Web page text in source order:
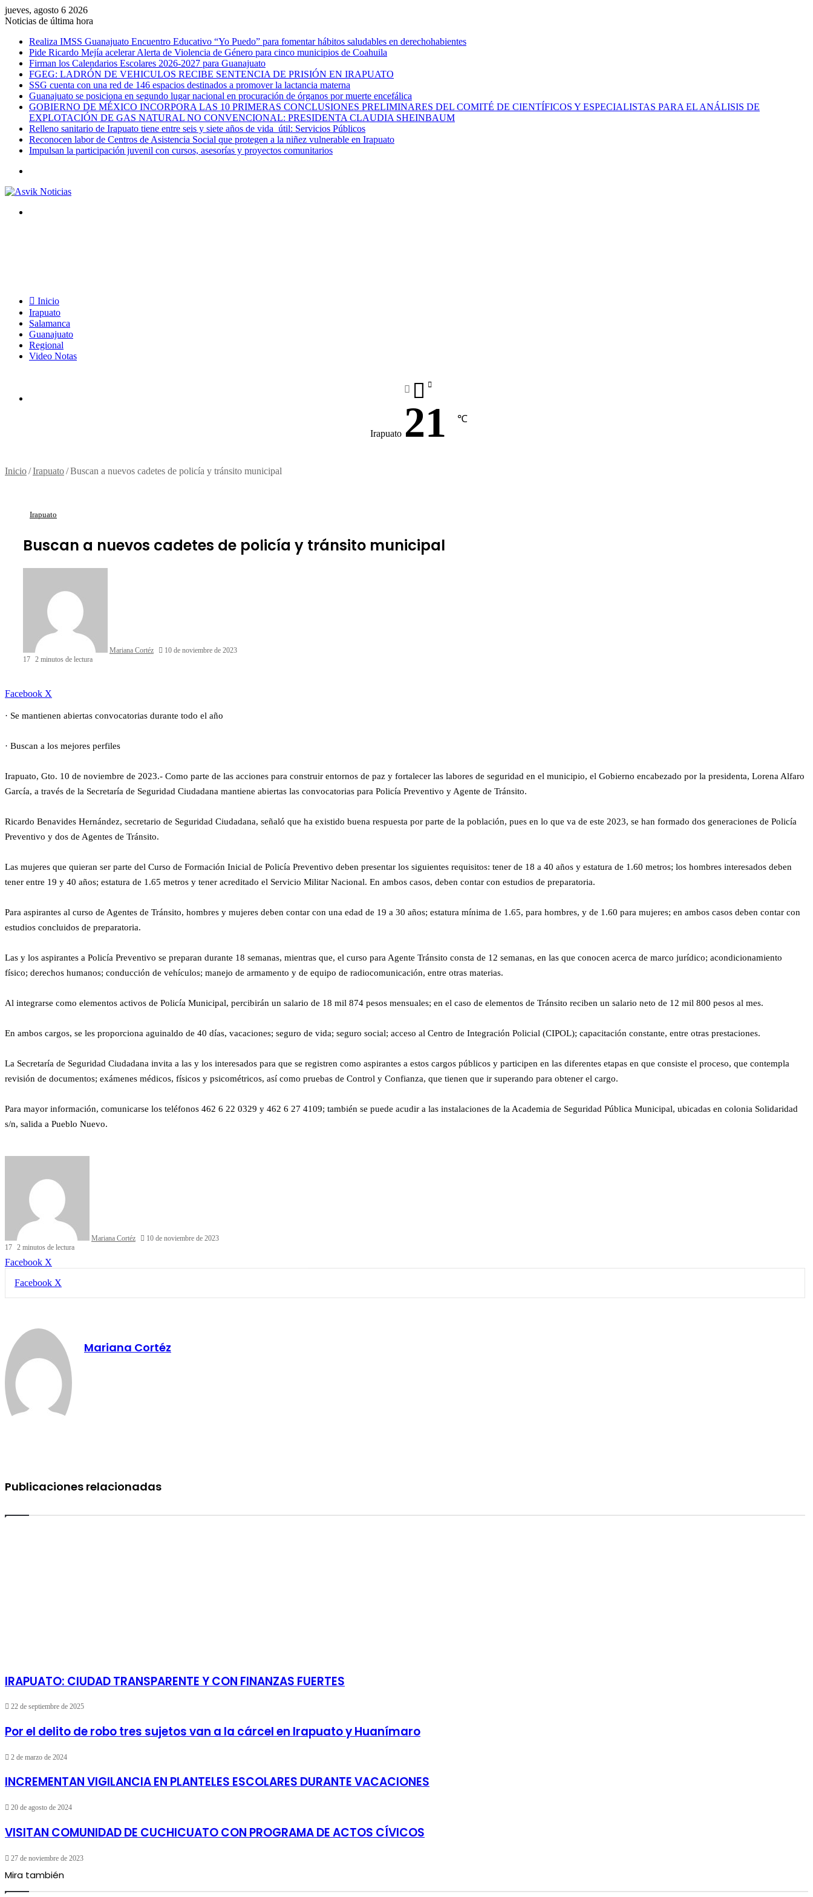
jueves, agosto 6 2026
Noticias de última hora
Realiza IMSS Guanajuato Encuentro Educativo “Yo Puedo” para fomentar hábitos saludables en derechohabientes
Pide Ricardo Mejía acelerar Alerta de Violencia de Género para cinco municipios de Coahuila
Firman los Calendarios Escolares 2026-2027 para Guanajuato
FGEG: LADRÓN DE VEHICULOS RECIBE SENTENCIA DE PRISIÓN EN IRAPUATO
SSG cuenta con una red de 146 espacios destinados a promover la lactancia materna
Guanajuato se posiciona en segundo lugar nacional en procuración de órganos por muerte encefálica
GOBIERNO DE MÉXICO INCORPORA LAS 10 PRIMERAS CONCLUSIONES PRELIMINARES DEL COMITÉ DE CIENTÍFICOS Y ESPECIALISTAS PARA EL ANÁLISIS DE
EXPLOTACIÓN DE GAS NATURAL NO CONVENCIONAL: PRESIDENTA CLAUDIA SHEINBAUM
Relleno sanitario de Irapuato tiene entre seis y siete años de vida útil: Servicios Públicos
Reconocen labor de Centros de Asistencia Social que protegen a la niñez vulnerable en Irapuato
Impulsan la participación juvenil con cursos, asesorías y proyectos comunitarios
Inicio
Irapuato
Salamanca
Guanajuato
Regional
Video Notas
Irapuato 21 ℃
Inicio/Irapuato/Buscan a nuevos cadetes de policía y tránsito municipal
Irapuato
Buscan a nuevos cadetes de policía y tránsito municipal
Mariana Cortéz
10 de noviembre de 2023
17 2 minutos de lectura
Facebook X
· Se mantienen abiertas convocatorias durante todo el año
· Buscan a los mejores perfiles
Irapuato, Gto. 10 de noviembre de 2023.- Como parte de las acciones para construir entornos de paz y fortalecer las labores de seguridad en el municipio, el Gobierno encabezado por la presidenta, Lorena Alfaro
García, a través de la Secretaría de Seguridad Ciudadana mantiene abiertas las convocatorias para Policía Preventivo y Agente de Tránsito.
Ricardo Benavides Hernández, secretario de Seguridad Ciudadana, señaló que ha existido buena respuesta por parte de la población, pues en lo que va de este 2023, se han formado dos generaciones de Policía
Preventivo y dos de Agentes de Tránsito.
Las mujeres que quieran ser parte del Curso de Formación Inicial de Policía Preventivo deben presentar los siguientes requisitos: tener de 18 a 40 años y estatura de 1.60 metros; los hombres interesados deben
tener entre 19 y 40 años; estatura de 1.65 metros y tener acreditado el Servicio Militar Nacional. En ambos casos, deben contar con estudios de preparatoria.
Para aspirantes al curso de Agentes de Tránsito, hombres y mujeres deben contar con una edad de 19 a 30 años; estatura mínima de 1.65, para hombres, y de 1.60 para mujeres; en ambos casos deben contar con
estudios concluidos de preparatoria.
Las y los aspirantes a Policía Preventivo se preparan durante 18 semanas, mientras que, el curso para Agente Tránsito consta de 12 semanas, en las que conocen acerca de marco jurídico; acondicionamiento
físico; derechos humanos; conducción de vehículos; manejo de armamento y de equipo de radiocomunicación, entre otras materias.
Al integrarse como elementos activos de Policía Municipal, percibirán un salario de 18 mil 874 pesos mensuales; en el caso de elementos de Tránsito reciben un salario neto de 12 mil 800 pesos al mes.
En ambos cargos, se les proporciona aguinaldo de 40 días, vacaciones; seguro de vida; seguro social; acceso al Centro de Integración Policial (CIPOL); capacitación constante, entre otras prestaciones.
La Secretaría de Seguridad Ciudadana invita a las y los interesados para que se registren como aspirantes a estos cargos públicos y participen en las diferentes etapas en que consiste el proceso, que contempla
revisión de documentos; exámenes médicos, físicos y psicométricos, así como pruebas de Control y Confianza, que tienen que ir superando para obtener el cargo.
Para mayor información, comunicarse los teléfonos 462 6 22 0329 y 462 6 27 4109; también se puede acudir a las instalaciones de la Academia de Seguridad Pública Municipal, ubicadas en colonia Solidaridad
s/n, salida a Pueblo Nuevo.
Mariana Cortéz
10 de noviembre de 2023
17 2 minutos de lectura
Facebook X
Facebook X
Mariana Cortéz
Publicaciones relacionadas
IRAPUATO: CIUDAD TRANSPARENTE Y CON FINANZAS FUERTES
22 de septiembre de 2025
Por el delito de robo tres sujetos van a la cárcel en Irapuato y Huanímaro
2 de marzo de 2024
INCREMENTAN VIGILANCIA EN PLANTELES ESCOLARES DURANTE VACACIONES
20 de agosto de 2024
VISITAN COMUNIDAD DE CUCHICUATO CON PROGRAMA DE ACTOS CÍVICOS
27 de noviembre de 2023
Mira también